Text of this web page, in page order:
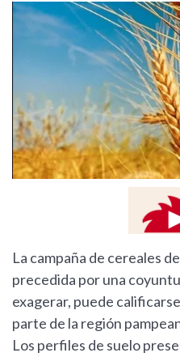
La campaña de cereales
precedida por una
exagerar, puede
parte de la región
Los perfiles de suelo